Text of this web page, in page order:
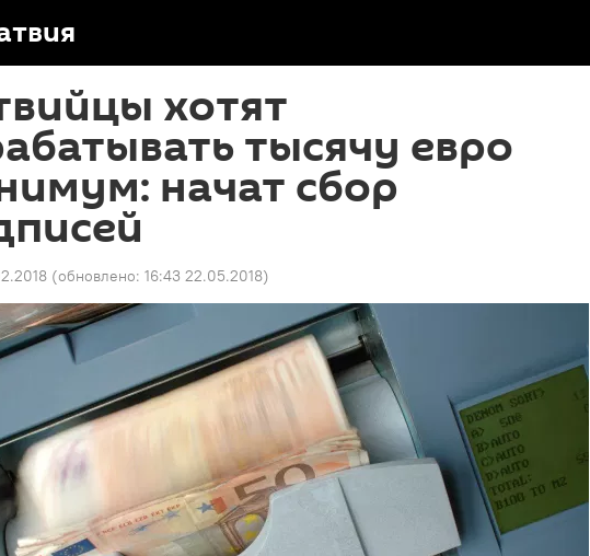
хотят
тысячу евро
начат сбор
(обновлено: 16:43 22.05.2018)